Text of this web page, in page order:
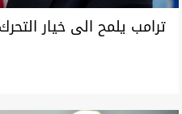
ترامب يلمح الى خيار